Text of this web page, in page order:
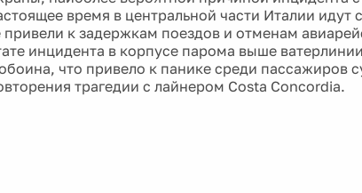
время в центральной части Италии идут
к задержкам поездов и отменам
инцидента в корпусе парома выше
что привело к панике среди пассажиров
трагедии с лайнером Costa Concordia.